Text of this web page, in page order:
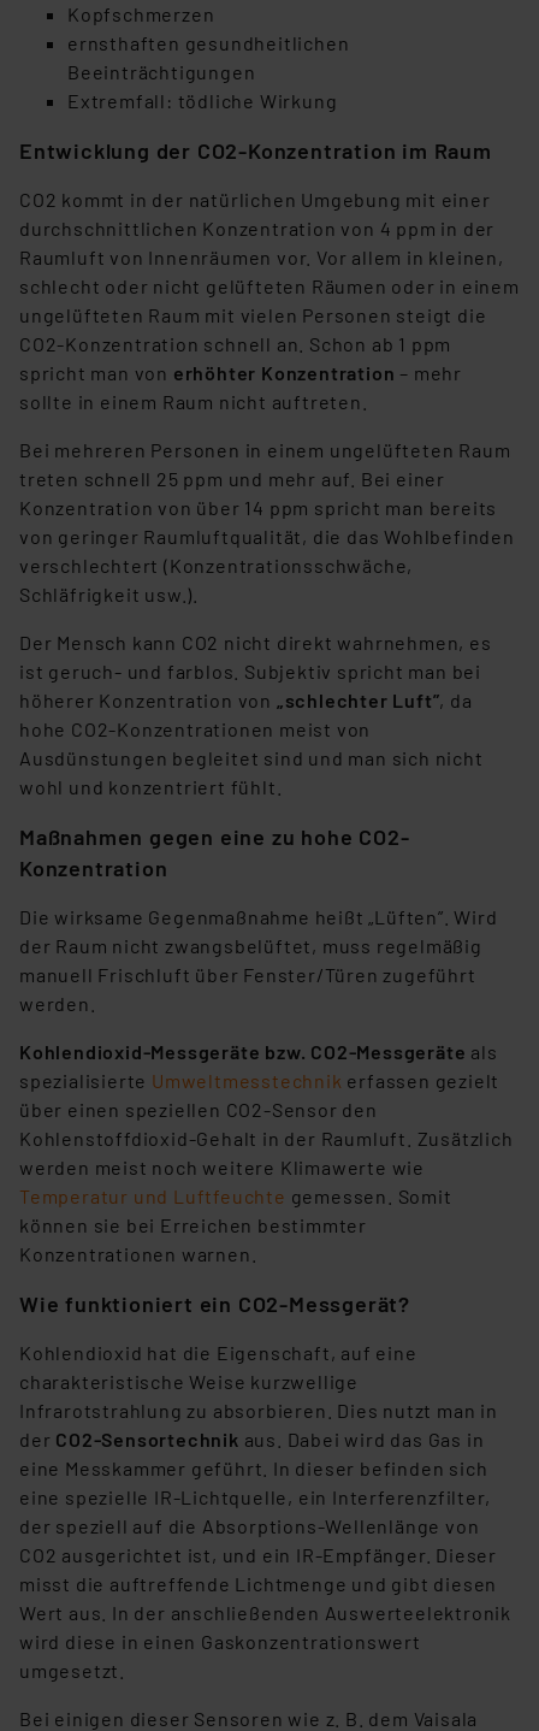
insbesondere der Art der übermittelten Daten,
verbundenen Risiken.“
Datenschutzerklärung
Kopfschmerzen
ernsthaften gesundheitlichen
Beeinträchtigungen
Extremfall: tödliche Wirkung
Entwicklung der CO2-Konzentration im Raum
CO2 kommt in der natürlichen Umgebung mit einer
durchschnittlichen Konzentration von 4 ppm in der
Raumluft von Innenräumen vor. Vor allem in kleinen,
schlecht oder nicht gelüfteten Räumen oder in einem
ungelüfteten Raum mit vielen Personen steigt die
CO2-Konzentration schnell an. Schon ab 1 ppm
spricht man von erhöhter Konzentration – mehr
sollte in einem Raum nicht auftreten.
Bei mehreren Personen in einem ungelüfteten Raum
treten schnell 25 ppm und mehr auf. Bei einer
Konzentration von über 14 ppm spricht man bereits
von geringer Raumluftqualität, die das Wohlbefinden
verschlechtert (Konzentrationsschwäche,
Schläfrigkeit usw.).
Der Mensch kann CO2 nicht direkt wahrnehmen, es
ist geruch- und farblos. Subjektiv spricht man bei
höherer Konzentration von
„schlechter Luft”, da
hohe CO2-Konzentrationen meist von
Ausdünstungen begleitet sind und man sich nicht
wohl und konzentriert fühlt.
Maßnahmen gegen eine zu hohe CO2-
Konzentration
Die wirksame Gegenmaßnahme heißt „Lüften”. Wird
der Raum nicht zwangsbelüftet, muss regelmäßig
manuell Frischluft über Fenster/Türen zugeführt
werden.
Kohlendioxid-Messgeräte bzw. CO2-Messgeräte als
spezialisierte Umweltmesstechnik erfassen gezielt
über einen speziellen CO2-Sensor den
Kohlenstoffdioxid-Gehalt in der Raumluft. Zusätzlich
werden meist noch weitere Klimawerte wie
Temperatur und Luftfeuchte gemessen. Somit
können sie bei Erreichen bestimmter
Konzentrationen warnen.
Wie funktioniert ein CO2-Messgerät?
Kohlendioxid hat die Eigenschaft, auf eine
charakteristische Weise kurzwellige
Infrarotstrahlung zu absorbieren. Dies nutzt man in
der CO2-Sensortechnik aus. Dabei wird das Gas in
eine Messkammer geführt. In dieser befinden sich
eine spezielle IR-Lichtquelle, ein Interferenzfilter,
der speziell auf die Absorptions-Wellenlänge von
CO2 ausgerichtet ist, und ein IR-Empfänger. Dieser
misst die auftreffende Lichtmenge und gibt diesen
Wert aus. In der anschließenden Auswerteelektronik
wird diese in einen Gaskonzentrationswert
umgesetzt.
Bei einigen dieser Sensoren wie z. B. dem Vaisala